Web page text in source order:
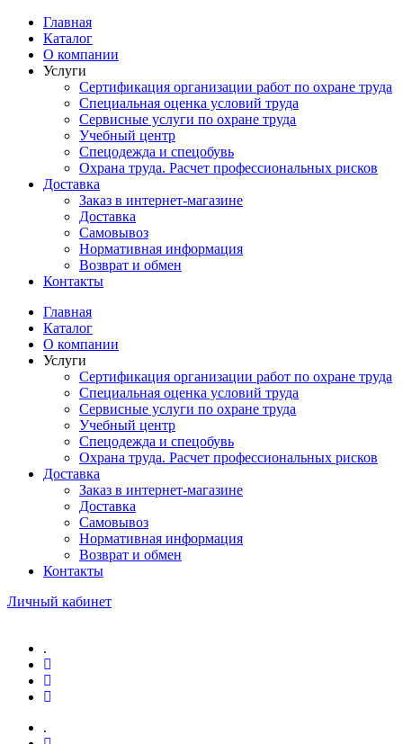
Перейти
содержимому
Главная
Каталог
О компании
Услуги
Сертификация организации работ по охране труда
Специальная оценка условий труда
Сервисные услуги по охране труда
Учебный центр
Спецодежда и спецобувь
Охрана труда. Расчет профессиональных рисков
Доставка
Заказ в интернет-магазине
Доставка
Самовывоз
Нормативная информация
Возврат и обмен
Контакты
Главная
Каталог
О компании
Услуги
Сертификация организации работ по охране труда
Специальная оценка условий труда
Сервисные услуги по охране труда
Учебный центр
Спецодежда и спецобувь
Охрана труда. Расчет профессиональных рисков
Доставка
Заказ в интернет-магазине
Доставка
Самовывоз
Нормативная информация
Возврат и обмен
Контакты
Личный кабинет
.
.